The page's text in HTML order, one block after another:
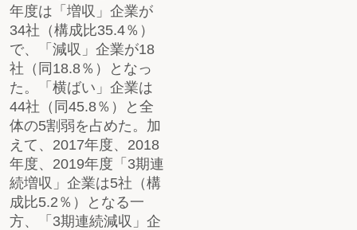
年度は「増収」企業が
34社（構成比35.4％）
で、「減収」企業が18
社（同18.8％）となっ
た。「横ばい」企業は
44社（同45.8％）と全
体の5割弱を占めた。加
えて、2017年度、2018
年度、2019年度「3期連
続増収」企業は5社（構
成比5.2％）となる一
方、「3期連続減収」企